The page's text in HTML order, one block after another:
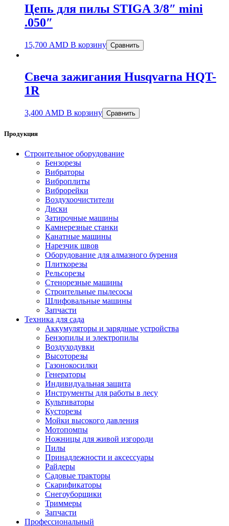
Цепь для пилы STIGA 3/8″ mini
.050″
15,700 AMD В корзину Сравнить
Свеча зажигания Husqvarna HQT-
1R
3,400 AMD В корзину Сравнить
Продукция
Строительное оборудование
Бензорезы
Вибраторы
Виброплиты
Виброрейки
Воздухоочистители
Диски
Затирочные машины
Камнерезные станки
Канатные машины
Нарезчик швов
Оборудование для алмазного бурения
Плиткорезы
Рельсорезы
Стенорезные машины
Строительные пылесосы
Шлифовальные машины
Запчасти
Техника для сада
Аккумуляторы и зарядные устройства
Бензопилы и электропилы
Воздуходувки
Высоторезы
Газонокосилки
Генераторы
Индивидуальная защита
Инструменты для работы в лесу
Культиваторы
Кусторезы
Мойки высокого давления
Мотопомпы
Ножницы для живой изгороди
Пилы
Принадлежности и аксессуары
Райдеры
Садовые тракторы
Скарификаторы
Снегоуборщики
Триммеры
Запчасти
Профессиональный